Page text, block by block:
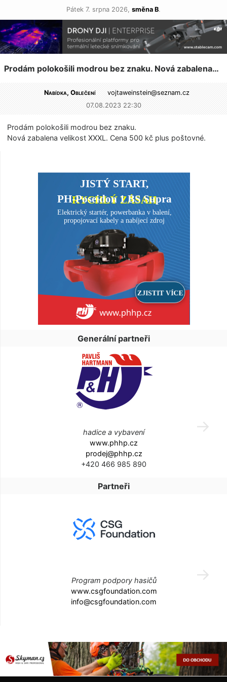
Pátek 7. srpna 2026, směna B.
Prodám polokošili modrou bez znaku. Nová zabalena…
Nabídka, Oblečení vojtaweinstein@seznam.cz
07.08.2023 22:30
Prodám polokošili modrou bez znaku.
Nová zabalena velikost XXXL. Cena 500 kč plus poštovné.
Generální partneři
hadice a vybavení
www.phhp.cz
prodej@phhp.cz
+420 466 985 890
Partneři
Program podpory hasičů
www.csgfoundation.com
info@csgfoundation.com